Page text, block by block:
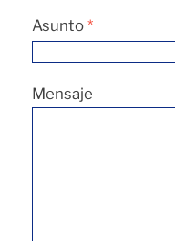
Asunto *
Mensaje